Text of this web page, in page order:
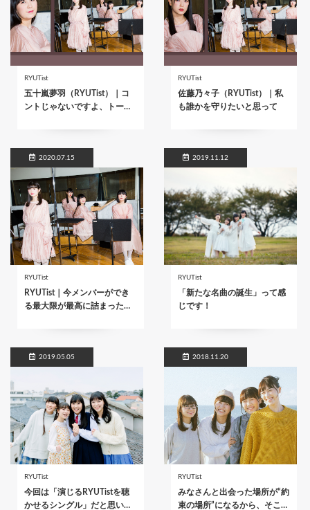
RYUTist
五十嵐夢羽（RYUTist）｜コ
ントじゃないですよ、トー…
RYUTist
佐藤乃々子（RYUTist）｜私
も誰かを守りたいと思って
2020.07.15
RYUTist
RYUTist｜今メンバーができ
る最大限が最高に詰まった…
2019.11.12
RYUTist
「新たな名曲の誕生」って感
じです！
2019.05.05
RYUTist
今回は「演じるRYUTistを聴
かせるシングル」だと思い…
2018.11.20
RYUTist
みなさんと出会った場所が“約
束の場所”になるから、そこ…